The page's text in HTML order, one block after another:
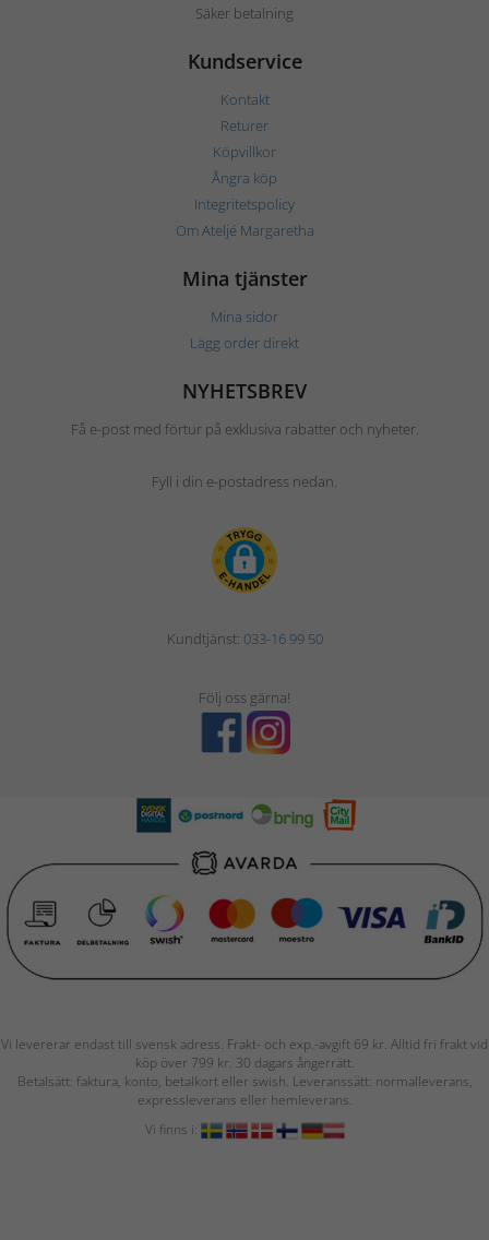
Säker betalning
Kundservice
Kontakt
Returer
Köpvillkor
Ångra köp
Integritetspolicy
Om Ateljé Margaretha
Mina tjänster
Mina sidor
Lägg order direkt
NYHETSBREV
Få e-post med förtur på exklusiva rabatter och nyheter.
Fyll i din e-postadress nedan.
Kundtjänst: 033-16 99 50
Följ oss gärna!
Vi levererar endast till svensk adress. Frakt- och exp.-avgift 69 kr. Alltid fri frakt vid
köp över 799 kr. 30 dagars ångerrätt.
Betalsätt: faktura, konto, betalkort eller swish. Leveranssätt: normalleverans,
expressleverans eller hemleverans.
Vi finns i: